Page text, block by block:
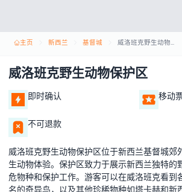
主页 新西兰 基督城 威洛班克野生动物保护区
威洛班克野生动物保护区
即时确认 移动
不可退款
威洛班克野生动物保护区位于新西兰基督城郊
生动物体验。保护区致力于展示新西兰独特的
危物种和保护工作。游客可以在威洛班克看到
名的奇异鸟，以及其他珍稀物种如塔卡赫和新